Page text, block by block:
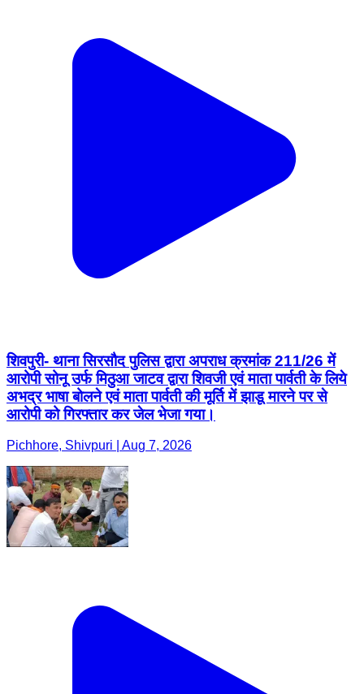
शिवपुरी- थाना सिरसौद पुलिस द्वारा अपराध क्रमांक 211/26 में
आरोपी सोनू उर्फ मिठुआ जाटव द्वारा शिवजी एवं माता पार्वती के लिये
अभद्र भाषा बोलने एवं माता पार्वती की मूर्ति में झाडू मारने पर से
आरोपी को गिरफ्तार कर जेल भेजा गया।
Pichhore, Shivpuri | Aug 7, 2026